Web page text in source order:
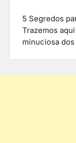
5 Segredos
Trazemos
minuciosa